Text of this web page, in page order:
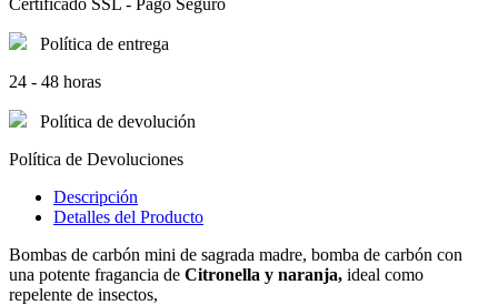
Política de entrega
24 - 48 horas
Política de devolución
Política de Devoluciones
Descripción
Detalles del Producto
Bombas de carbón mini de sagrada madre, bomba de carbón con
una potente fragancia de Citronella y naranja, ideal como
repelente de insectos,